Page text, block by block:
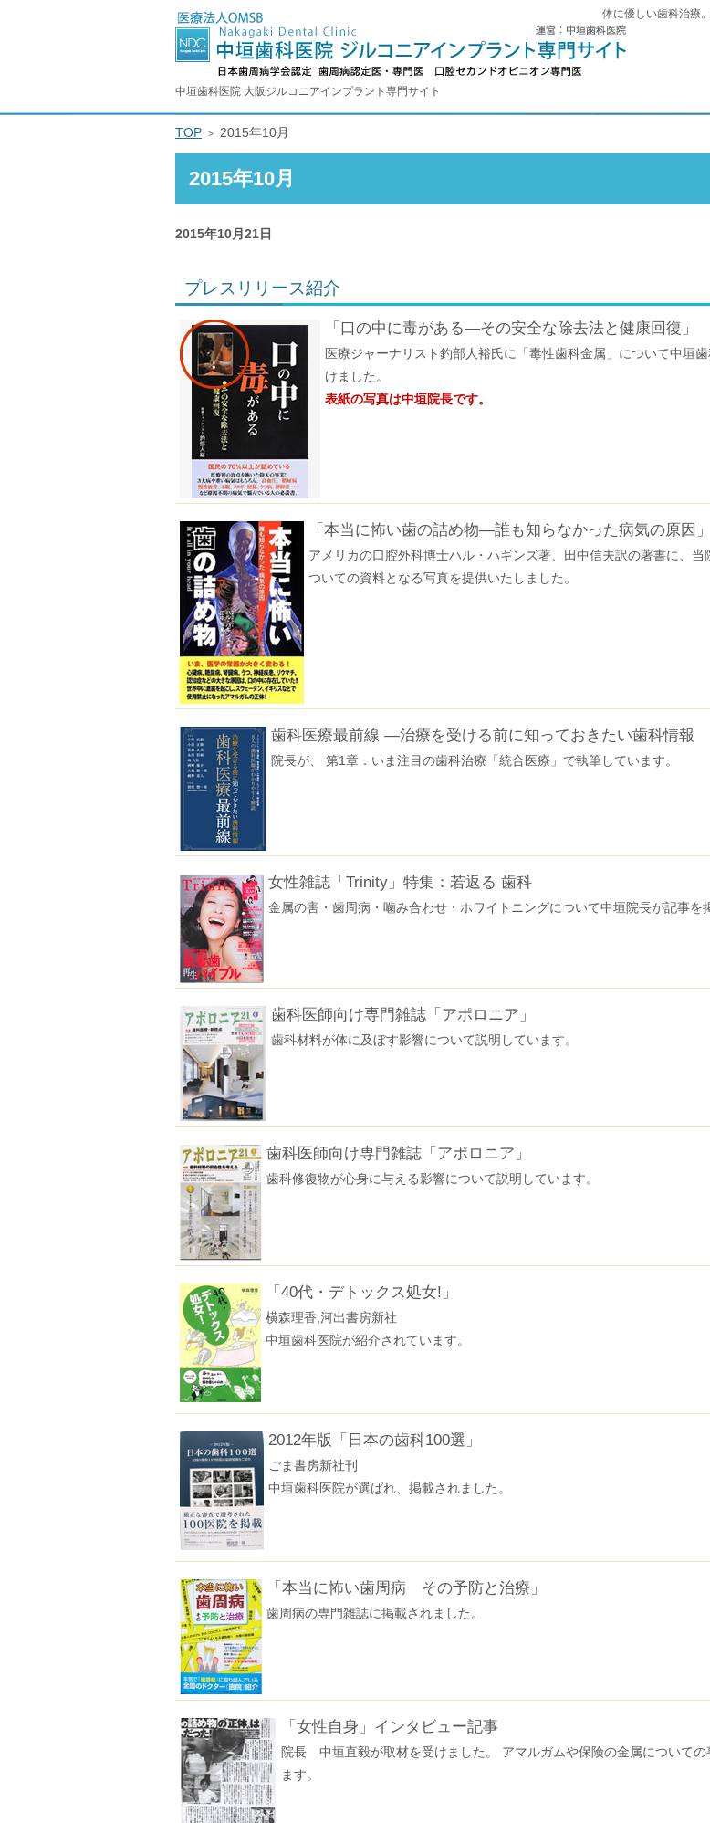
2015年10月
体に優しい歯科治療
中垣歯科医院 大阪ジルコニアインプラント専門サイト
2015年10月21日
プレスリリース紹介
「口の中に毒がある―その安全な除去法と健康回復」
医療ジャーナリスト釣部人裕氏に「毒性歯科金属」について中垣
けました。
表紙の写真は中垣院長です。
「本当に怖い歯の詰め物―誰も知らなかった病気の原因」
アメリカの口腔外科博士ハル・ハギンズ著、田中信夫訳の著書に、当
ついての資料となる写真を提供いたしました。
歯科医療最前線 ―治療を受ける前に知っておきたい歯科情報
院長が、 第1章．いま注目の歯科治療「統合医療」で執筆しています。
女性雑誌「Trinity」特集：若返る 歯科
金属の害・歯周病・噛み合わせ・ホワイトニングについて中垣院長が記事を
歯科医師向け専門雑誌「アポロニア」
歯科材料が体に及ぼす影響について説明しています。
歯科医師向け専門雑誌「アポロニア」
歯科修復物が心身に与える影響について説明しています。
「40代・デトックス処女!」
横森理香,河出書房新社
中垣歯科医院が紹介されています。
2012年版「日本の歯科100選」
ごま書房新社刊
中垣歯科医院が選ばれ、掲載されました。
「本当に怖い歯周病 その予防と治療」
歯周病の専門雑誌に掲載されました。
「女性自身」インタビュー記事
院長 中垣直毅が取材を受けました。 アマルガムや保険の金属についての
ます。
TOP 2015年10月